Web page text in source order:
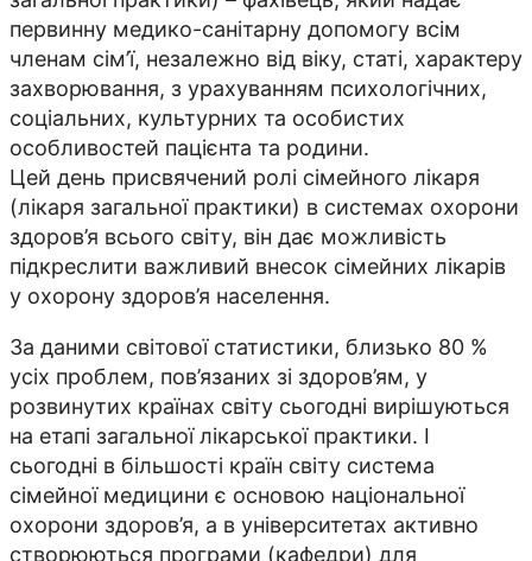
первинну медико-санітарну допомогу всім
членам сім’ї, незалежно від віку, статі, характеру
захворювання, з урахуванням психологічних,
соціальних, культурних та особистих
особливостей пацієнта та родини.
Цей день присвячений ролі сімейного лікаря
(лікаря загальної практики) в системах охорони
здоров’я всього світу, він дає можливість
підкреслити важливий внесок сімейних лікарів
у охорону здоров’я населення.
За даними світової статистики, близько 80 %
усіх проблем, пов’язаних зі здоров’ям, у
розвинутих країнах світу сьогодні вирішуються
на етапі загальної лікарської практики. І
сьогодні в більшості країн світу система
сімейної медицини є основою національної
охорони здоров’я, а в університетах активно
створюються програми (кафедри) для